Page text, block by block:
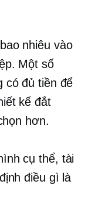
nhiêu vào
Một số
có đủ tiền để
kế đắt
hơn.
cụ thể, tài
điều gì là